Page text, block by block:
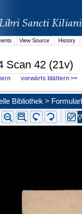
View Source History
Scan 42 (21v)
vorwärts blättern >>